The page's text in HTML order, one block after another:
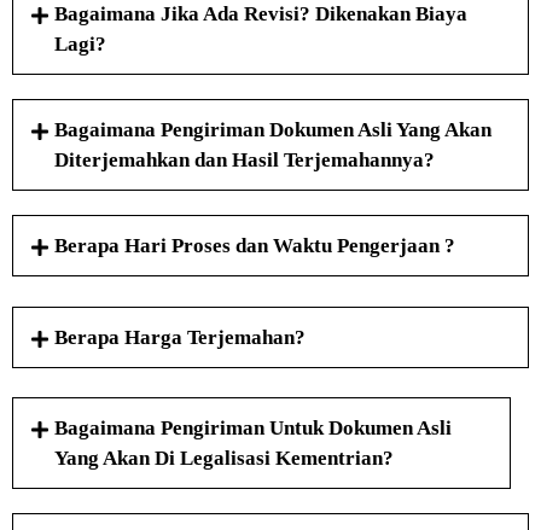
Bagaimana Jika Ada Revisi? Dikenakan Biaya
Lagi?
Bagaimana Pengiriman Dokumen Asli Yang Akan
Diterjemahkan dan Hasil Terjemahannya?
Berapa Hari Proses dan Waktu Pengerjaan ?
Berapa Harga Terjemahan?
Bagaimana Pengiriman Untuk Dokumen Asli
Yang Akan Di Legalisasi Kementrian?